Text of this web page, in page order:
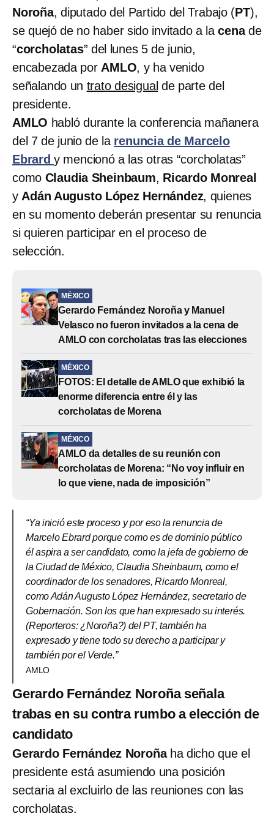
Noroña, diputado del Partido del Trabajo (PT),
se quejó de no haber sido invitado a lacenade
“corcholatas” del lunes 5 de junio,
encabezada por AMLO, y ha venido
señalando un trato desigual de parte del
presidente.
AMLO habló durante la conferencia mañanera
del 7 de junio de la renuncia de Marcelo
Ebrardy mencionó a las otras “corcholatas”
como Claudia Sheinbaum, Ricardo Monreal
y Adán Augusto López Hernández, quienes
en su momento deberán presentar su renuncia
si quieren participar en el proceso de
selección.
MÉXICO
Gerardo Fernández Noroña y Manuel
Velasco no fueron invitados a la cena de
AMLO con corcholatas tras las elecciones
MÉXICO
FOTOS: El detalle de AMLO que exhibió la
enorme diferencia entre él y las
corcholatas de Morena
MÉXICO
AMLO da detalles de su reunión con
corcholatas de Morena: “No voy influir en
lo que viene, nada de imposición”
“Ya inició este proceso y por eso la renuncia de
Marcelo Ebrard porque como es de dominio público
él aspira a ser candidato, como la jefa de gobierno de
la Ciudad de México, Claudia Sheinbaum, como el
coordinador de los senadores, Ricardo Monreal,
como Adán Augusto López Hernández, secretario de
Gobernación. Son los que han expresado su interés.
(Reporteros: ¿Noroña?) del PT, también ha
expresado y tiene todo su derecho a participar y
también por el Verde.”
AMLO
Gerardo Fernández Noroña señala
trabas en su contra rumbo a elección de
candidato
Gerardo Fernández Noroñaha dicho que el
presidente está asumiendo una posición
sectaria al excluirlo de las reuniones con las
corcholatas.